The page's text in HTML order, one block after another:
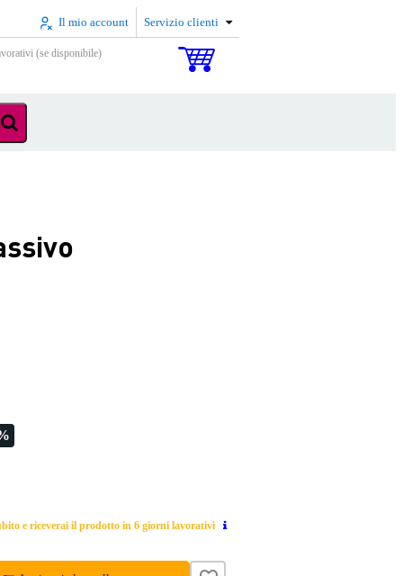
Il mio account Servizio clienti
(se disponibile)
e riceverai il prodotto in 6 giorni lavorativi